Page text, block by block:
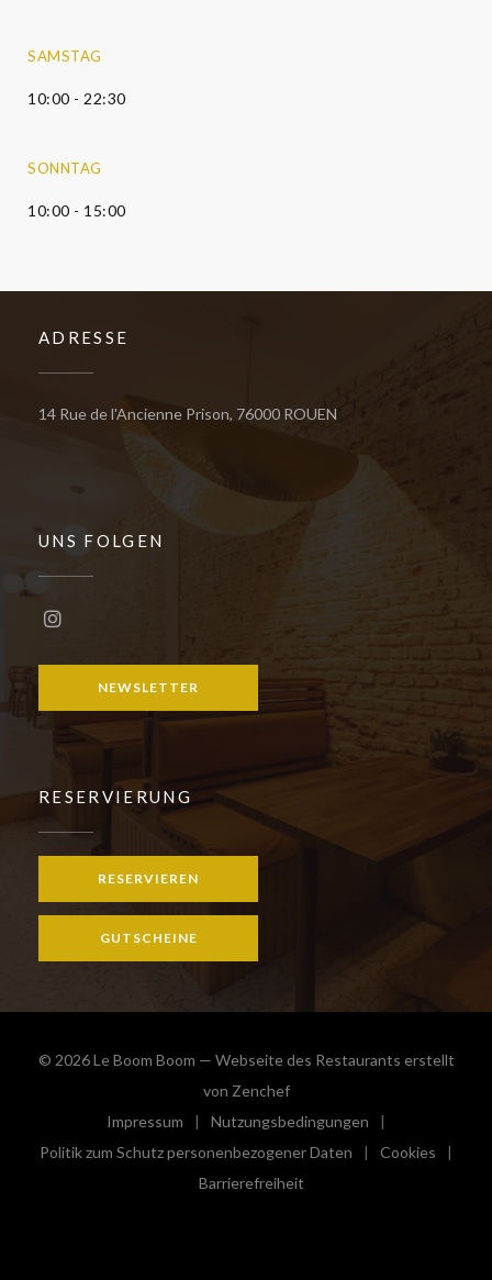
SAMSTAG
10:00 - 22:30
SONNTAG
10:00 - 15:00
ADRESSE
14 Rue de l'Ancienne Prison, 76000 ROUEN
UNS FOLGEN
Instagram ((öffnet ein neues Fenster))
NEWSLETTER
RESERVIERUNG
RESERVIEREN
GUTSCHEINE
© 2026 Le Boom Boom — Webseite des Restaurants erstellt
von Zenchef((öffnet ein neues Fenster))
Impressum
((öffnet ein neues Fenster))
Nutzungsbedingungen
((öffnet ein neues Fenster))
Politik zum Schutz personenbezogener Daten
((öffnet ein neues Fenster))
Cookies
((öffnet
Barrierefreiheit